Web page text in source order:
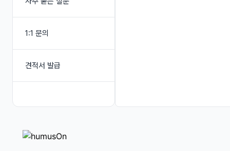
1:1 문의
견적서 발급